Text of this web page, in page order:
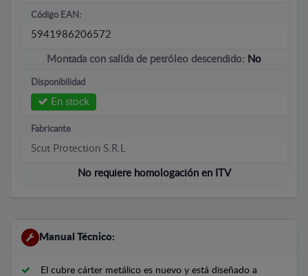
Código EAN:
5941986206572
Montada con salida de petróleo descendido: No
Disponibilidad
En stock
Fabricante
Scut Protection S.R.L
No requiere homologación en ITV
Manual Técnico:
El cubre cárter metálico es nuevo y está diseñado a